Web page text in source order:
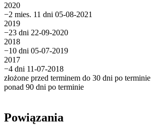
2020
−2 mies. 11 dni 05-08-2021
2019
−23 dni 22-09-2020
2018
−10 dni 05-07-2019
2017
−4 dni 11-07-2018
złożone przed terminem do 30 dni po terminie
ponad 90 dni po terminie
Powiązania